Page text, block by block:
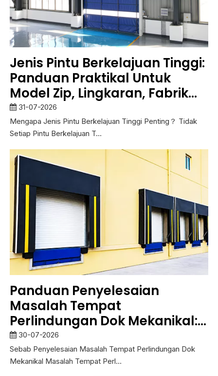
Jenis Pintu Berkelajuan Tinggi:
Panduan Praktikal Untuk
Model Zip, Lingkaran, Fabrik
PVC dan Penyimpanan Sejuk
31-07-2026
Mengapa Jenis Pintu Berkelajuan Tinggi Penting？ Tidak
Setiap Pintu Berkelajuan T...
Panduan Penyelesaian
Masalah Tempat
Perlindungan Dok Mekanikal:
Masalah Pengedap Lemah,
Kerosakan Langsir dan
Unjuran
30-07-2026
Sebab Penyelesaian Masalah Tempat Perlindungan Dok
Mekanikal Masalah Tempat Perl...